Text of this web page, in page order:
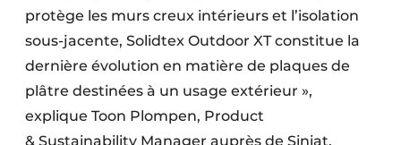
protège les murs creux intérieurs et l’isolation
sous-jacente, Solidtex Outdoor XT constitue la
dernière évolution en matière de plaques de
plâtre destinées à un usage extérieur »,
explique Toon Plompen, Product
& Sustainability Manager auprès de Siniat,